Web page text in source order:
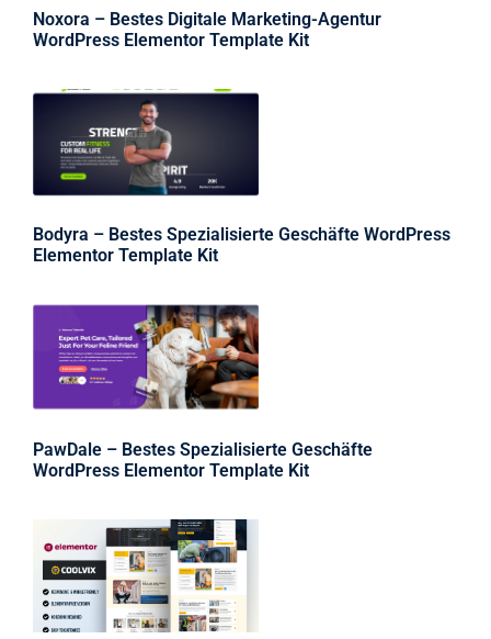
Noxora – Bestes Digitale Marketing-Agentur
WordPress Elementor Template Kit
Bodyra – Bestes Spezialisierte Geschäfte WordPress
Elementor Template Kit
PawDale – Bestes Spezialisierte Geschäfte
WordPress Elementor Template Kit